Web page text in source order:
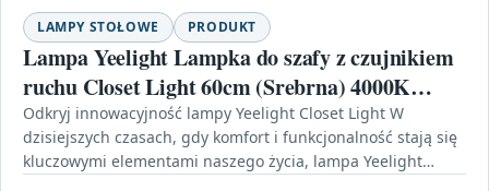
LAMPY STOŁOWE PRODUKT
Lampa Yeelight Lampka do szafy z czujnikiem
ruchu Closet Light 60cm (Srebrna) 4000K
(YLBGD0046S)
Odkryj innowacyjność lampy Yeelight Closet Light W
dzisiejszych czasach, gdy komfort i funkcjonalność stają się
kluczowymi elementami naszego życia, lampa Yeelight